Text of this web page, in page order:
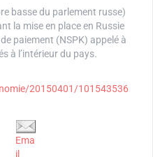
basse du parlement russe)
la mise en place en Russie
paiement (NSPK) appelé à
à l’intérieur du pays.
20150401/101543536
Ema
il